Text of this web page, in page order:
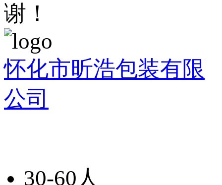
谢！
怀化市昕浩包装有限
公司
30-60人